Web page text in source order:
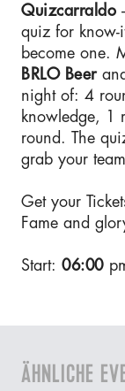
Quizcarraldo
quiz for know-
become one.
BRLO Beer
night of: 4
knowledge, 1
round. The
grab your
Get your
Fame and
Start: 06:00
ÄHNLICHE